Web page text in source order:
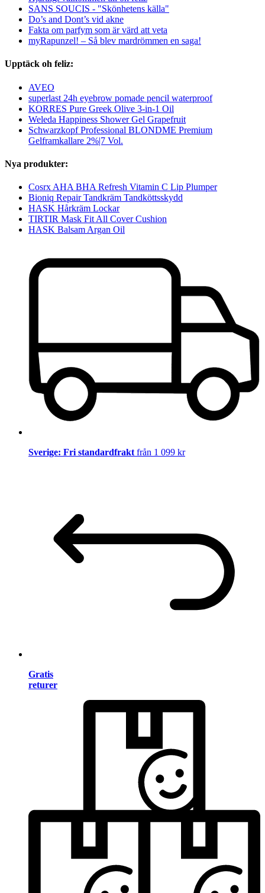
SANS SOUCIS - "Skönhetens källa"
Do’s and Dont’s vid akne
Fakta om parfym som är värd att veta
myRapunzel! – Så blev mardrömmen en saga!
Upptäck oh feliz:
AVEO
superlast 24h eyebrow pomade pencil waterproof
KORRES Pure Greek Olive 3-in-1 Oil
Weleda Happiness Shower Gel Grapefruit
Schwarzkopf Professional BLONDME Premium
Gelframkallare 2%|7 Vol.
Nya produkter:
Cosrx AHA BHA Refresh Vitamin C Lip Plumper
Bioniq Repair Tandkräm Tandköttsskydd
HASK Hårkräm Lockar
TIRTIR Mask Fit All Cover Cushion
HASK Balsam Argan Oil
Sverige: Fri standardfrakt från 1 099 kr
Gratis
returer